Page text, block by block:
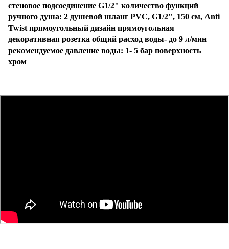
стеновое подсоединение G1/2" количество функций
ручного душа: 2 душевой шланг PVC, G1/2", 150 см, Anti
Twist прямоугольный дизайн прямоугольная
декоративная розетка общий расход воды- до 9 л/мин
рекомендуемое давление воды: 1- 5 бар поверхность
хром